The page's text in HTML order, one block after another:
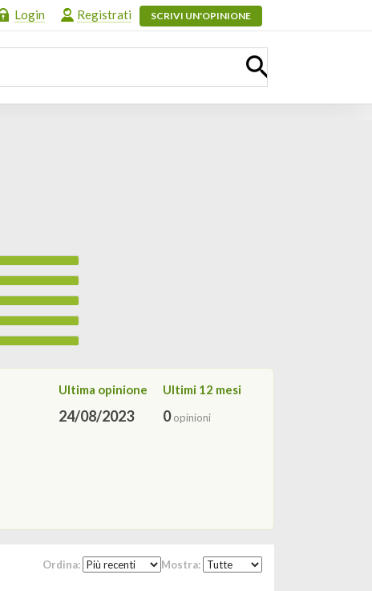
Login Registrati SCRIVI UN'OPINIONE
Ultima opinione
24/08/2023
Ultimi 12 mesi
0opinioni
Ordina: Mostra: